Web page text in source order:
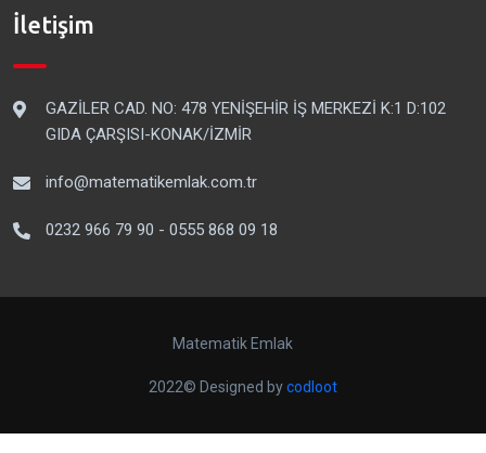
İletişim
GAZİLER CAD. NO: 478 YENİŞEHİR İŞ MERKEZİ K:1 D:102
GIDA ÇARŞISI-KONAK/İZMİR
info@matematikemlak.com.tr
0232 966 79 90 - 0555 868 09 18
Matematik Emlak
2022© Designed bycodloot